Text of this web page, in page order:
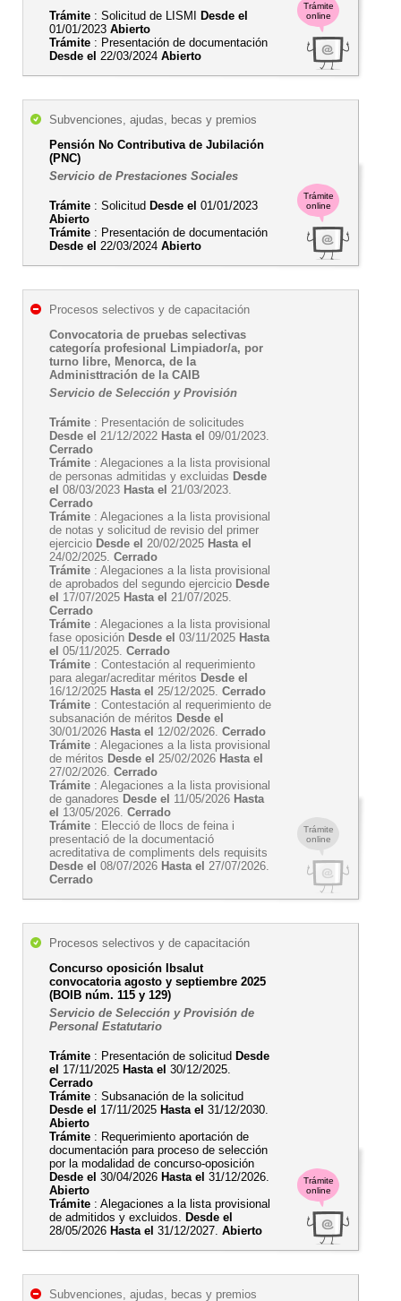
Trámite
online
Trámite : Solicitud de LISMI
Desde el
01/01/2023 Abierto
Trámite : Presentación de documentación
Desde el 22/03/2024 Abierto
Trámite
online
Subvenciones, ajudas, becas y premios
Pensión No Contributiva de Jubilación
(PNC)
Servicio de Prestaciones Sociales
Trámite : Solicitud Desde el 01/01/2023
Abierto
Trámite : Presentación de documentación
Desde el 22/03/2024 Abierto
Trámite
online
Procesos selectivos y de capacitación
Convocatoria de pruebas selectivas
categoría profesional Limpiador/a, por
turno libre, Menorca, de la
Administtración de la CAIB
Servicio de Selección y Provisión
Trámite : Presentación de solicitudes
Desde el 21/12/2022 Hasta el 09/01/2023.
Cerrado
Trámite : Alegaciones a la lista provisional
de personas admitidas y excluidas Desde
el 08/03/2023 Hasta el 21/03/2023.
Cerrado
Trámite : Alegaciones a la lista provisional
de notas y solicitud de revisio del primer
ejercicio Desde el 20/02/2025 Hasta el
24/02/2025. Cerrado
Trámite : Alegaciones a la lista provisional
de aprobados del segundo ejercicio Desde
el 17/07/2025 Hasta el 21/07/2025.
Cerrado
Trámite : Alegaciones a la lista provisional
fase oposición Desde el 03/11/2025 Hasta
el 05/11/2025. Cerrado
Trámite : Contestación al requerimiento
para alegar/acreditar méritos Desde el
16/12/2025 Hasta el 25/12/2025. Cerrado
Trámite : Contestación al requerimiento de
subsanación de méritos Desde el
30/01/2026 Hasta el 12/02/2026. Cerrado
Trámite : Alegaciones a la lista provisional
de méritos Desde el 25/02/2026 Hasta el
27/02/2026. Cerrado
Trámite : Alegaciones a la lista provisional
de ganadores Desde el 11/05/2026 Hasta
el 13/05/2026. Cerrado
Trámite : Elecció de llocs de feina i
presentació de la documentació
acreditativa de compliments dels requisits
Desde el 08/07/2026 Hasta el 27/07/2026.
Cerrado
Trámite
online
Procesos selectivos y de capacitación
Concurso oposición Ibsalut
convocatoria agosto y septiembre 2025
(BOIB núm. 115 y 129)
Servicio de Selección y Provisión de
Personal Estatutario
Trámite : Presentación de solicitud Desde
el 17/11/2025 Hasta el 30/12/2025.
Cerrado
Trámite : Subsanación de la solicitud
Desde el 17/11/2025 Hasta el 31/12/2030.
Abierto
Trámite : Requerimiento aportación de
documentación para proceso de selección
por la modalidad de concurso-oposición
Desde el 30/04/2026 Hasta el 31/12/2026.
Abierto
Trámite : Alegaciones a la lista provisional
de admitidos y excluidos. Desde el
28/05/2026 Hasta el 31/12/2027. Abierto
Subvenciones, ajudas, becas y premios